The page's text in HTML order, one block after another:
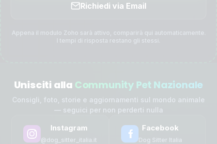
Richiedi via Email
Appena il modulo Zoho sarà attivo, comparirà qui automaticamente.
I tempi di risposta restano gli stessi.
Unisciti alla Community Pet Nazionale
Consigli, foto, storie e aggiornamenti sul mondo animale
— seguici per non perderti nulla
Instagram
@dog_sitter_italia.it
Facebook
Dog Sitter Italia